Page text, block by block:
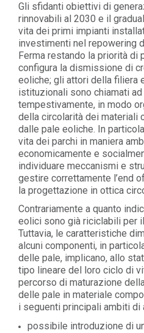
Gli sfidanti obiettivi di
rinnovabili al 2030 e il
vita dei primi impianti
investimenti nel repowering
Ferma restando la priorità di
configura la dismissione di
eoliche; gli attori della filiera
istituzionali sono chiamati
tempestivamente, in modo
della circolarità dei materiali
dalle pale eoliche. In
vita dei parchi in maniera
economicamente e
individuare meccanismi e
gestire correttamente l’end
la progettazione in ottica
Contrariamente a quanto
eolici sono già riciclabili per
Tuttavia, le caratteristiche
alcuni componenti, in
delle pale, implicano, allo
tipo lineare del loro ciclo di
percorso di maturazione
delle pale in materiale
i seguenti principali ambiti di
possibile introduzione di